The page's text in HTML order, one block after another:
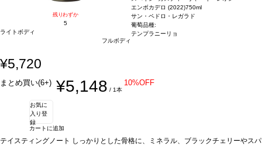
残りわずか
5
ライトボディ
フルボディ
エンボカデロ (2022)750ml
サン・ペドロ・レガラド
葡萄品種:
テンプラニーリョ
¥5,720
まとめ買い(6+) ¥5,148 / 1本
10%OFF
お気に
入り登
録
カートに追加
テイスティングノート しっかりとした骨格に、ミネラル、ブラックチェリーやスパ